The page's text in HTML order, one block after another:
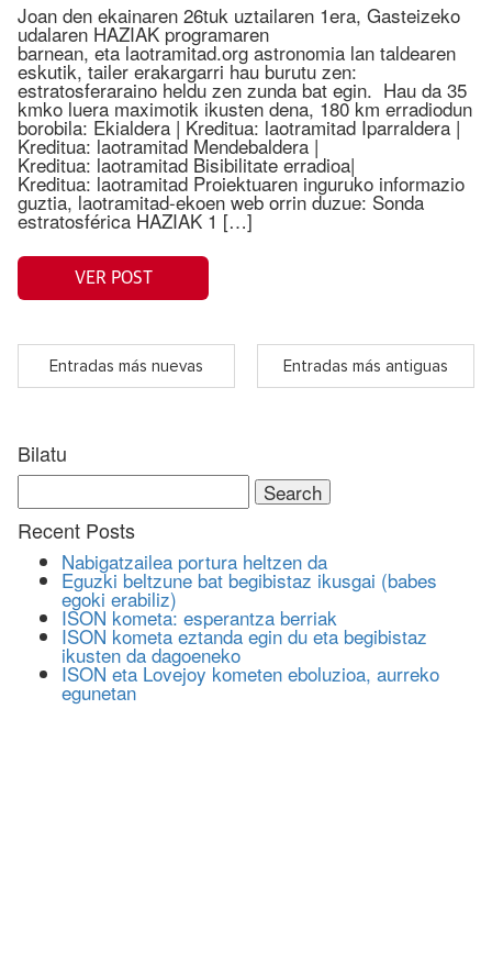
Joan den ekainaren 26tuk uztailaren 1era, Gasteizeko
udalaren HAZIAK programaren
barnean, eta laotramitad.org astronomia lan taldearen
eskutik, tailer erakargarri hau burutu zen:
estratosferaraino heldu zen zunda bat egin. Hau da 35
kmko luera maximotik ikusten dena, 180 km erradiodun
borobila: Ekialdera | Kreditua: laotramitad Iparraldera |
Kreditua: laotramitad Mendebaldera |
Kreditua: laotramitad Bisibilitate erradioa|
Kreditua: laotramitad Proiektuaren inguruko informazio
guztia, laotramitad-ekoen web orrin duzue: Sonda
estratosférica HAZIAK 1 […]
VER POST
Entradas más nuevas Entradas más antiguas
Bilatu
Search
for:
Recent Posts
Nabigatzailea portura heltzen da
Eguzki beltzune bat begibistaz ikusgai (babes
egoki erabiliz)
ISON kometa: esperantza berriak
ISON kometa eztanda egin du eta begibistaz
ikusten da dagoeneko
ISON eta Lovejoy kometen eboluzioa, aurreko
egunetan